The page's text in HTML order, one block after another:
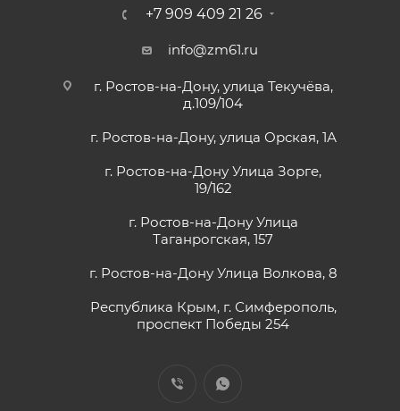
+7 909 409 21 26
info@zm61.ru
г. Ростов-на-Дону, улица Текучёва,
д.109/104
г. Ростов-на-Дону, улица Орская, 1А
г. Ростов-на-Дону Улица Зорге,
19/162
г. Ростов-на-Дону Улица
Таганрогская, 157
г. Ростов-на-Дону Улица Волкова, 8
Республика Крым, г. Симферополь,
проспект Победы 254